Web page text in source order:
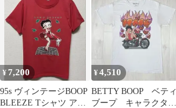
Tシャツ Mサイズ
¥ 7,200
95s ヴィンテージBOOP
BLEEZE Tシャツ アメ
¥4,510
BETTY BOOP ベティ
ブープ キャラクタ